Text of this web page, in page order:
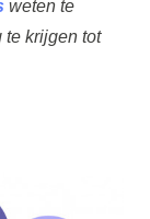
weten te
te krijgen tot